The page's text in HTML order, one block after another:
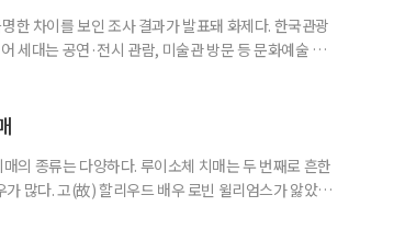
한 차이를 보인 조사 결과가 발표돼 화제다. 한국관광
세대는 공연·전시 관람, 미술관 방문 등 문화예술 공간
세대는 심리적 휴식과 복잡한 생각을 비워내는
의 종류는 다양하다. 루이소체 치매는 두 번째로 흔한
많다. 고(故) 할리우드 배우 로빈 윌리엄스가 앓았던